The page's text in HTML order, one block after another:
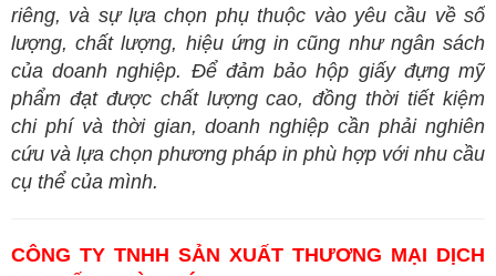
riêng, và sự lựa chọn phụ thuộc vào yêu cầu về số
lượng, chất lượng, hiệu ứng in cũng như ngân sách
của doanh nghiệp. Để đảm bảo hộp giấy đựng mỹ
phẩm đạt được chất lượng cao, đồng thời tiết kiệm
chi phí và thời gian, doanh nghiệp cần phải nghiên
cứu và lựa chọn phương pháp in phù hợp với nhu cầu
cụ thể của mình.
CÔNG TY TNHH SẢN XUẤT THƯƠNG MẠI DỊCH